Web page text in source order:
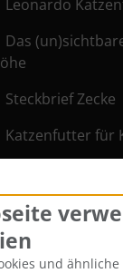
Leonardo
Das
Steckbrief Zecke
Katzenfutter für
und